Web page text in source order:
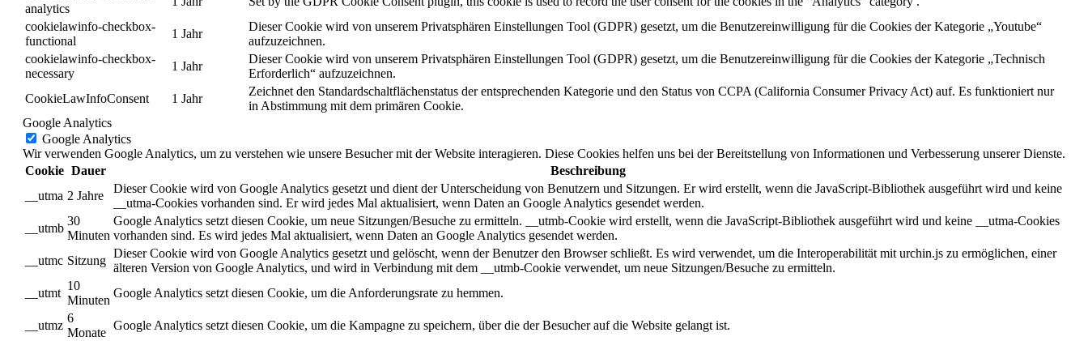
analytics
cookielawinfo-checkbox-
functional
1 Jahr
Dieser Cookie wird von unserem Privatsphären Einstellungen Tool (GDPR) gesetzt, um die Benutzereinwilligung für die Cookies der Kategorie „Youtube“
aufzuzeichnen.
cookielawinfo-checkbox-
necessary
1 Jahr
Dieser Cookie wird von unserem Privatsphären Einstellungen Tool (GDPR) gesetzt, um die Benutzereinwilligung für die Cookies der Kategorie „Technisch
Erforderlich“ aufzuzeichnen.
CookieLawInfoConsent
1 Jahr
Zeichnet den Standardschaltflächenstatus der entsprechenden Kategorie und den Status von CCPA (California Consumer Privacy Act) auf. Es funktioniert nur
in Abstimmung mit dem primären Cookie.
Google Analytics
Google Analytics
Wir verwenden Google Analytics, um zu verstehen wie unsere Besucher mit der Website interagieren. Diese Cookies helfen uns bei der Bereitstellung von Informationen und Verbesserung unserer Dienste.
Cookie Dauer
Beschreibung
__utma 2 Jahre
Dieser Cookie wird von Google Analytics gesetzt und dient der Unterscheidung von Benutzern und Sitzungen. Er wird erstellt, wenn die JavaScript-Bibliothek ausgeführt wird und keine
__utma-Cookies vorhanden sind. Er wird jedes Mal aktualisiert, wenn Daten an Google Analytics gesendet werden.
__utmb
30
Minuten
Google Analytics setzt diesen Cookie, um neue Sitzungen/Besuche zu ermitteln. __utmb-Cookie wird erstellt, wenn die JavaScript-Bibliothek ausgeführt wird und keine __utma-Cookies
vorhanden sind. Es wird jedes Mal aktualisiert, wenn Daten an Google Analytics gesendet werden.
__utmc Sitzung
Dieser Cookie wird von Google Analytics gesetzt und gelöscht, wenn der Benutzer den Browser schließt. Es wird verwendet, um die Interoperabilität mit urchin.js zu ermöglichen, einer
älteren Version von Google Analytics, und wird in Verbindung mit dem __utmb-Cookie verwendet, um neue Sitzungen/Besuche zu ermitteln.
__utmt
10
Minuten
Google Analytics setzt diesen Cookie, um die Anforderungsrate zu hemmen.
__utmz
6
Monate
Google Analytics setzt diesen Cookie, um die Kampagne zu speichern, über die der Besucher auf die Website gelangt ist.